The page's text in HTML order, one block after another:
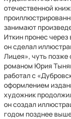
отечественной
занимают
Иткин пронес
он сделал
Лицея», чуть позже
романом Юрия
работал с
оформлением
художник
он создал
годом позднее